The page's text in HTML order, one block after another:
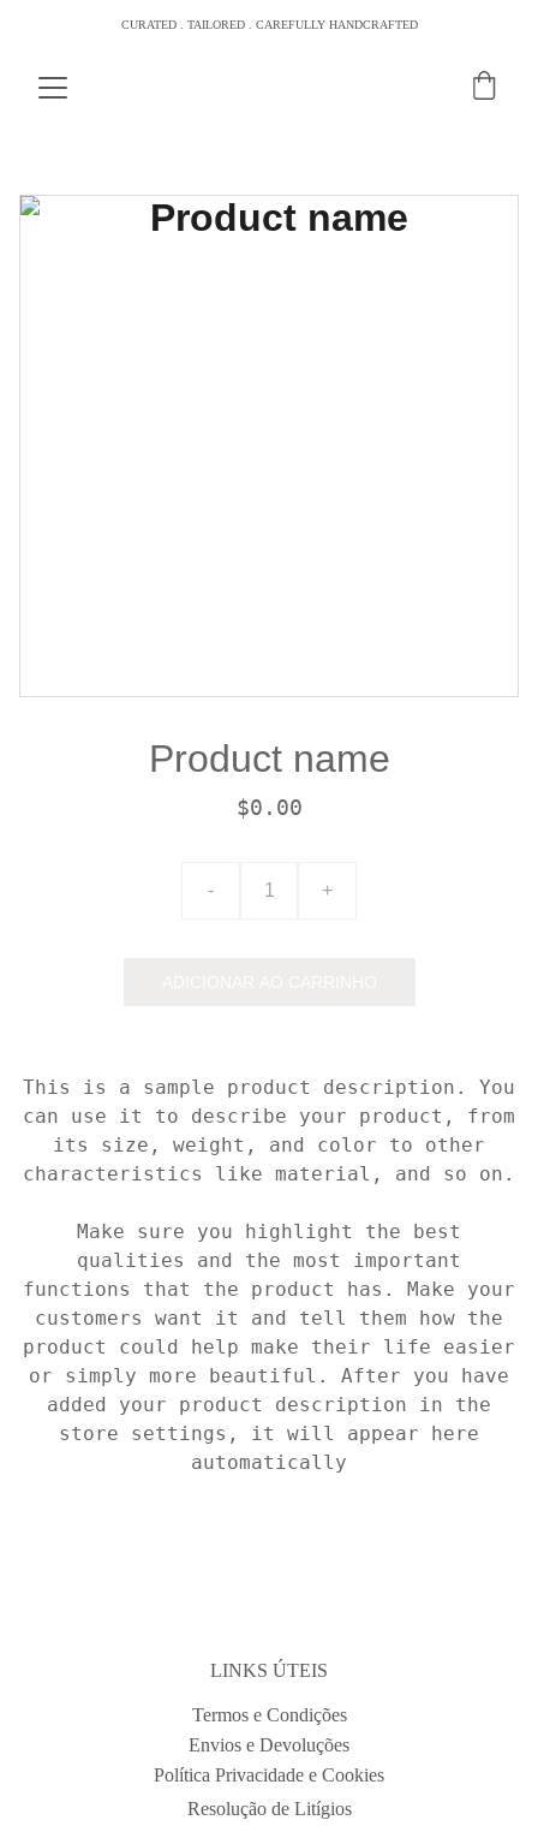
CURATED . TAILORED . CAREFULLY HANDCRAFTED
Product name
$0.00
- +
This is a sample product description. You
can use it to describe your product, from
its size, weight, and color to other
characteristics like material, and so on.
Make sure you highlight the best
qualities and the most important
functions that the product has. Make your
customers want it and tell them how the
product could help make their life easier
or simply more beautiful. After you have
added your product description in the
store settings, it will appear here
automatically
LINKS ÚTEIS
Termos e Condições
Envios e Devoluções
Política Privacidade e Cookies
Resolução de Litígios